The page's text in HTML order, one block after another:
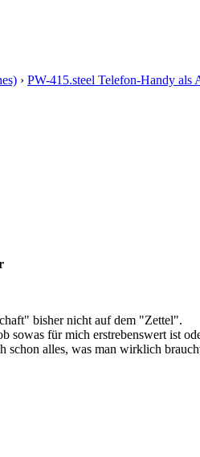
› PW-415.steel Telefon-Handy als
bisher nicht auf dem "Zettel".
sowas für mich erstrebenswert ist
alles, was man wirklich